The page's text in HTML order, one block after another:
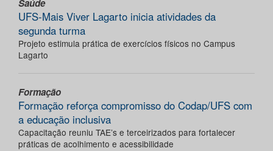
Saúde
UFS-Mais Viver Lagarto inicia atividades da
segunda turma
Projeto estimula prática de exercícios físicos no Campus
Lagarto
Formação
Formação reforça compromisso do Codap/UFS com
a educação inclusiva
Capacitação reuniu TAE’s e terceirizados para fortalecer
práticas de acolhimento e acessibilidade